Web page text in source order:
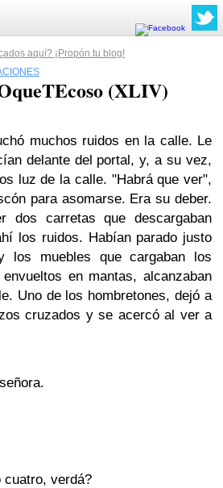
aquí? ¡Propón tu blog!
(XLIV)
muchos ruidos en la calle. Le
delante del portal, y, a su vez,
luz de la calle. "Habrá que ver",
para asomarse. Era su deber.
dos carretas que descargaban
los ruidos. Habían parado justo
los muebles que cargaban los
en mantas, alcanzaban
Uno de los hombretones, dejó a
cruzados y se acercó al ver a
cuatro, verdá?